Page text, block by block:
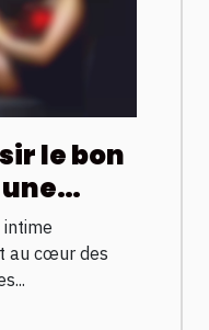
le bon
au cœur des